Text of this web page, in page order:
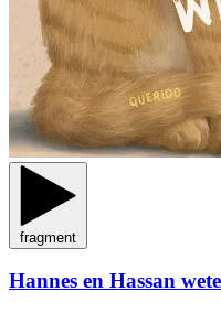
fragment
Hannes en Hassan